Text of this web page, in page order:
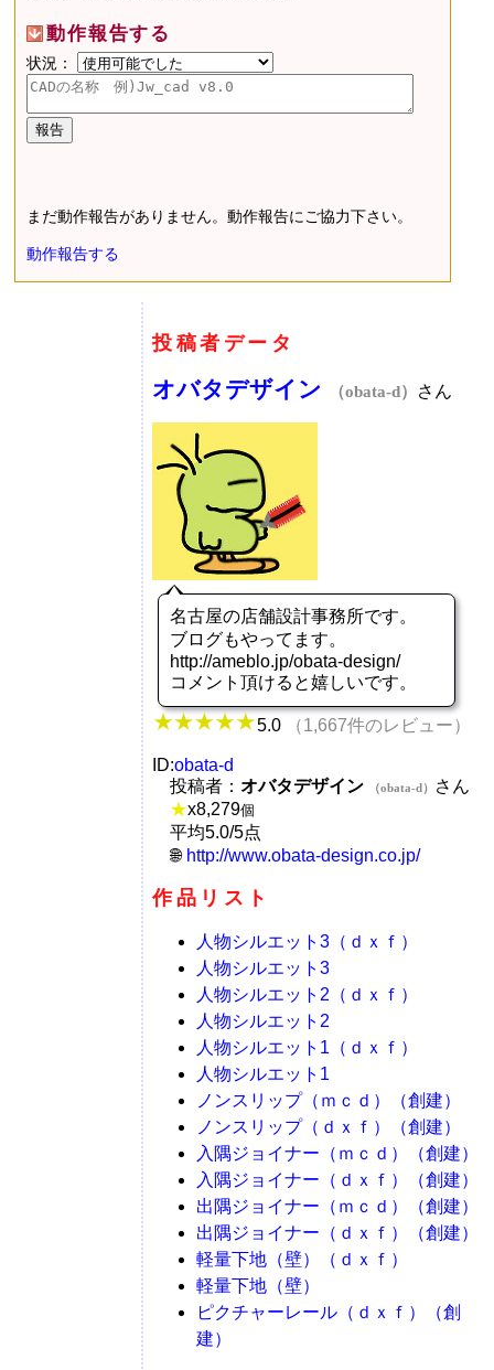
動作報告する
状況：
まだ動作報告がありません。動作報告にご協力下さい。
動作報告する
投稿者データ
オバタデザイン （obata-d） さん
名古屋の店舗設計事務所です。
ブログもやってます。
http://ameblo.jp/obata-design/
コメント頂けると嬉しいです。
5.0 （1,667件のレビュー）
ID:obata-d
投稿者： オバタデザイン （obata-d）
さん
★x8,279個
平均5.0/5点
http://www.obata-design.co.jp/
作品リスト
人物シルエット3（ｄｘｆ）
人物シルエット3
人物シルエット2（ｄｘｆ）
人物シルエット2
人物シルエット1（ｄｘｆ）
人物シルエット1
ノンスリップ（ｍｃｄ）（創建）
ノンスリップ（ｄｘｆ）（創建）
入隅ジョイナー（ｍｃｄ）（創建）
入隅ジョイナー（ｄｘｆ）（創建）
出隅ジョイナー（ｍｃｄ）（創建）
出隅ジョイナー（ｄｘｆ）（創建）
軽量下地（壁）（ｄｘｆ）
軽量下地（壁）
ピクチャーレール（ｄｘｆ）（創
建）